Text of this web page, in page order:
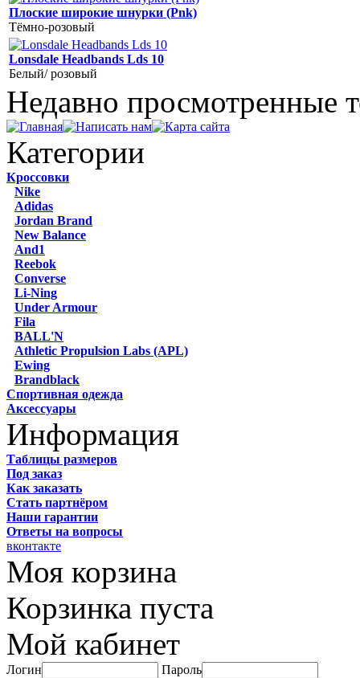
Плоские широкие шнурки (Pnk)
Тёмно-розовый
Lonsdale Headbands Lds 10
Белый/ розовый
Недавно просмотренные
Категории
Кроссовки
Nike
Adidas
Jordan Brand
New Balance
And1
Reebok
Converse
Li-Ning
Under Armour
Fila
BALL'N
Athletic Propulsion Labs (APL)
Ewing
Brandblack
Спортивная одежда
Аксессуары
Информация
Таблицы размеров
Под заказ
Как заказать
Стать партнёром
Наши гарантии
Ответы на вопросы
вконтакте
Моя корзина
Корзинка пуста
Мой кабинет
Логин Пароль